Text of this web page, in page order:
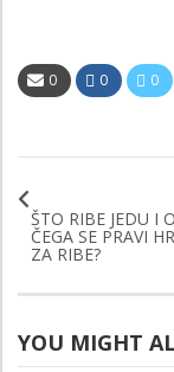
0 0 0
ŠTO RIBE JEDU I
ČEGA SE PRAVI
ZA RIBE?
YOU MIGHT